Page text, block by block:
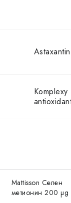
Astaxantin
Komplexy
Mattisson Селен
метионин 200